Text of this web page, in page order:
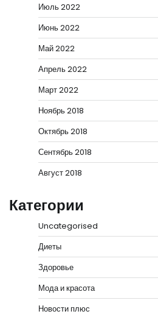
Июль 2022
Июнь 2022
Май 2022
Апрель 2022
Март 2022
Ноябрь 2018
Октябрь 2018
Сентябрь 2018
Август 2018
Категории
Uncategorised
Диеты
Здоровье
Мода и красота
Новости плюс